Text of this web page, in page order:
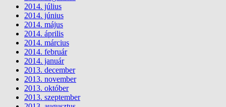
2014. július
2014. június
2014. május
2014. április
2014. március
2014. február
2014. január
2013. december
2013. november
2013. október
2013. szeptember